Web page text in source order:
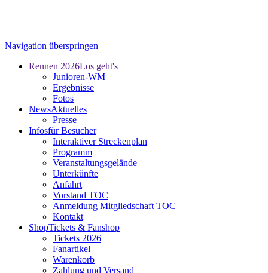
Navigation überspringen
Rennen 2026Los geht's
Junioren-WM
Ergebnisse
Fotos
NewsAktuelles
Presse
Infosfür Besucher
Interaktiver Streckenplan
Programm
Veranstaltungsgelände
Unterkünfte
Anfahrt
Vorstand TOC
Anmeldung Mitgliedschaft TOC
Kontakt
ShopTickets & Fanshop
Tickets 2026
Fanartikel
Warenkorb
Zahlung und Versand